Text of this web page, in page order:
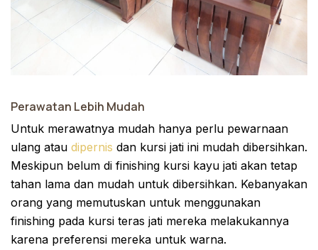
Perawatan Lebih Mudah
Untuk merawatnya mudah hanya perlu pewarnaan
ulang atau dipernis dan kursi jati ini mudah dibersihkan.
Meskipun belum di finishing kursi kayu jati akan tetap
tahan lama dan mudah untuk dibersihkan. Kebanyakan
orang yang memutuskan untuk menggunakan
finishing pada kursi teras jati mereka melakukannya
karena preferensi mereka untuk warna.